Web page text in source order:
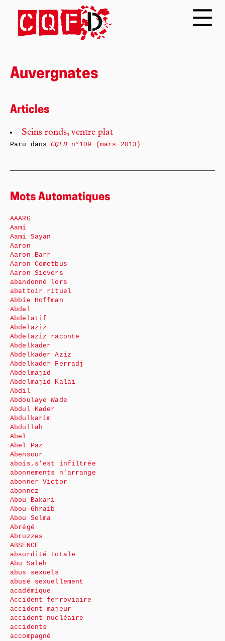
Auvergnates
Articles
Seins ronds, ventre plat
Paru dansCQFDn°109 (mars 2013)
Mots Automatiques
AAARG
Aami
Aami Sayan
Aaron
Aaron Barr
Aaron Cometbus
Aaron Sievers
abandonné lors
abattoir rituel
Abbie Hoffman
Abdel
Abdelatif
Abdelaziz
Abdelaziz raconte
Abdelkader
Abdelkader Aziz
Abdelkader Ferradj
Abdelmajid
Abdelmajid Kalai
Abdil
Abdoulaye Wade
Abdul Kader
Abdulkarim
Abdullah
Abel
Abel Paz
Abensour
abois,s’est infiltrée
abonnements n’arrange
abonner Victor
abonnez
Abou Bakari
Abou Ghraib
Abou Selma
Abrégé
Abruzzes
ABSENCE
absurdité totale
Abu Saleh
abus sexuels
abusé sexuellement
académique
Accident ferroviaire
accident majeur
accident nucléaire
accidents
accompagné